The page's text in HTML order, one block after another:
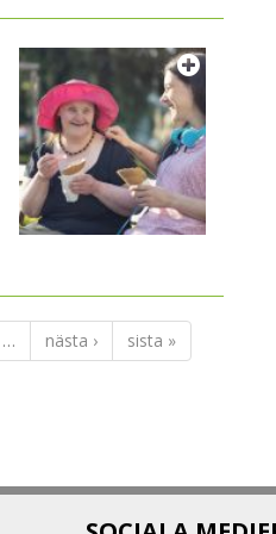
… nästa › sista »